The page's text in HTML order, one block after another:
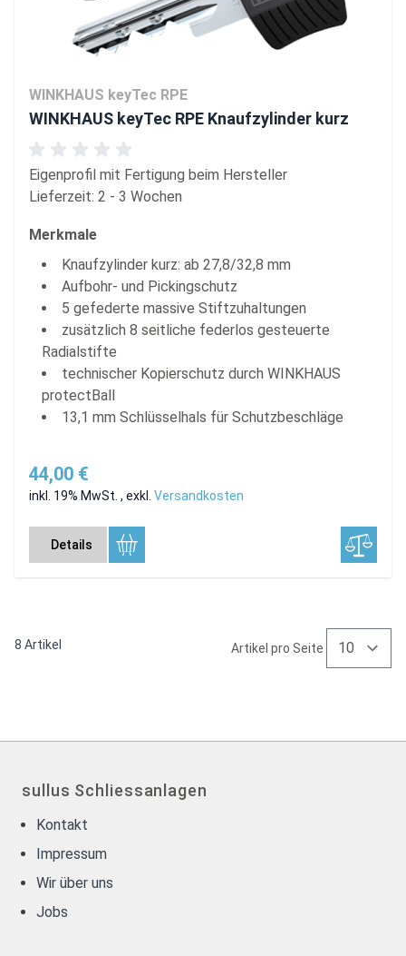
WINKHAUS keyTec RPE
WINKHAUS keyTec RPE Knaufzylinder kurz
Eigenprofil mit Fertigung beim Hersteller
Lieferzeit: 2 - 3 Wochen
Merkmale
Knaufzylinder kurz: ab 27,8/32,8 mm
Aufbohr- und Pickingschutz
5 gefederte massive Stiftzuhaltungen
zusätzlich 8 seitliche federlos gesteuerte
Radialstifte
technischer Kopierschutz durch WINKHAUS
protectBall
13,1 mm Schlüsselhals für Schutzbeschläge
44,00 €
inkl. 19% MwSt. , exkl. Versandkosten
Details
8 Artikel Artikel pro Seite
sullus Schliessanlagen
Kontakt
Impressum
Wir über uns
Jobs